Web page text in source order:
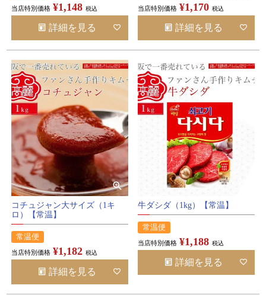
当店特別価格 ¥1,148 税込
詳細を見る
当店特別価格 ¥1,170 税込
詳細を見る
コチュジャン大サイズ（1キ
ロ）【常温】
常温便
当店特別価格 ¥1,182 税込
詳細を見る
牛ダシダ（1kg）【常温】
常温便
当店特別価格 ¥1,188 税込
詳細を見る